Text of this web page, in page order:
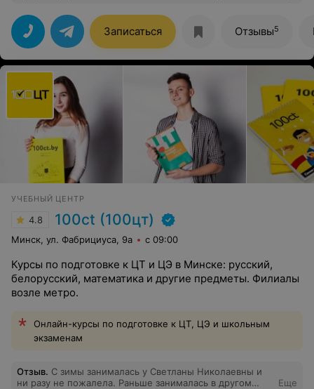
доступно. в приложении удобно смотреть ошибки и
прогресс, начинал с 47 баллов на рт, а на цт уже
получил 86.
Записаться Отзывы5
УЧЕБНЫЙ ЦЕНТР
4.8 100ct (100цт)
Минск, ул. Фабрициуса, 9а с 09:00
Курсы по подготовке к ЦТ и ЦЭ в Минске: русский,
белорусский, математика и другие предметы. Филиалы
возле метро.
Онлайн-курсы по подготовке к ЦТ, ЦЭ и школьным
экзаменам
Отзыв. С зимы занималась у Светланы Николаевны и
ни разу не пожалела. Раньше занималась в другом
Еще